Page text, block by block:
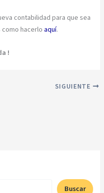
contabilidad para que sea
como hacerloaquí.
!
SIGUIENTE
Buscar